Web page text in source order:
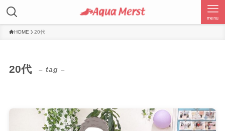
menu
HOME 20代
20代 – tag –